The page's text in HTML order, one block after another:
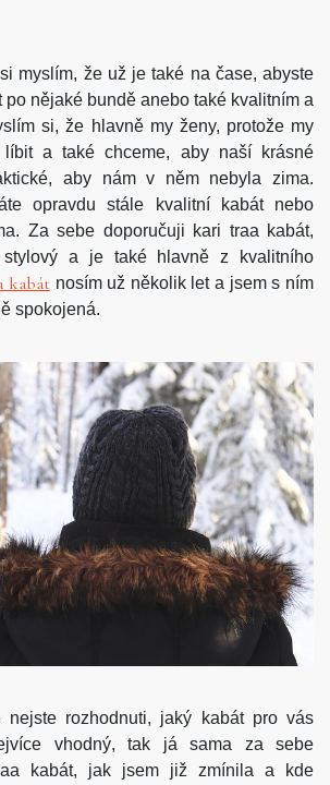
myslím, že už je také na čase, abyste
nějaké bundě anebo také kvalitním a
si, že hlavně my ženy, protože my
a také chceme, aby naší krásné
aby nám v něm nebyla zima.
opravdu stále kvalitní kabát nebo
Za sebe doporučuji kari traa kabát,
stylový a je také hlavně z kvalitního
kabátnosím už několik let a jsem s ním
spokojená.
nejste rozhodnuti, jaký kabát pro vás
vhodný, tak já sama za sebe
kabát, jak jsem již zmínila a kde